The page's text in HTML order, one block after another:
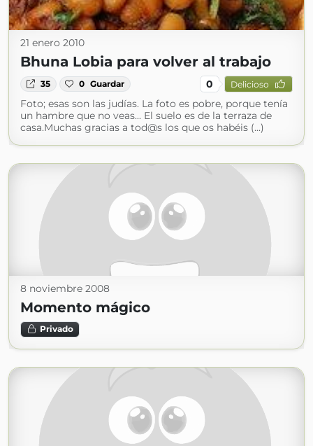
21 enero 2010
Bhuna Lobia para volver al trabajo
35 0 Guardar 0 Delicioso
Foto; esas son las judías. La foto es pobre, porque tenía
un hambre que no veas... El suelo es de la terraza de
casa.Muchas gracias a tod@s los que os habéis (...)
8 noviembre 2008
Momento mágico
Privado